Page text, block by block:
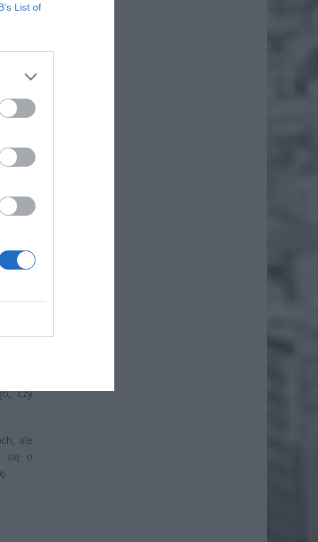
List of
czy
ale
się o